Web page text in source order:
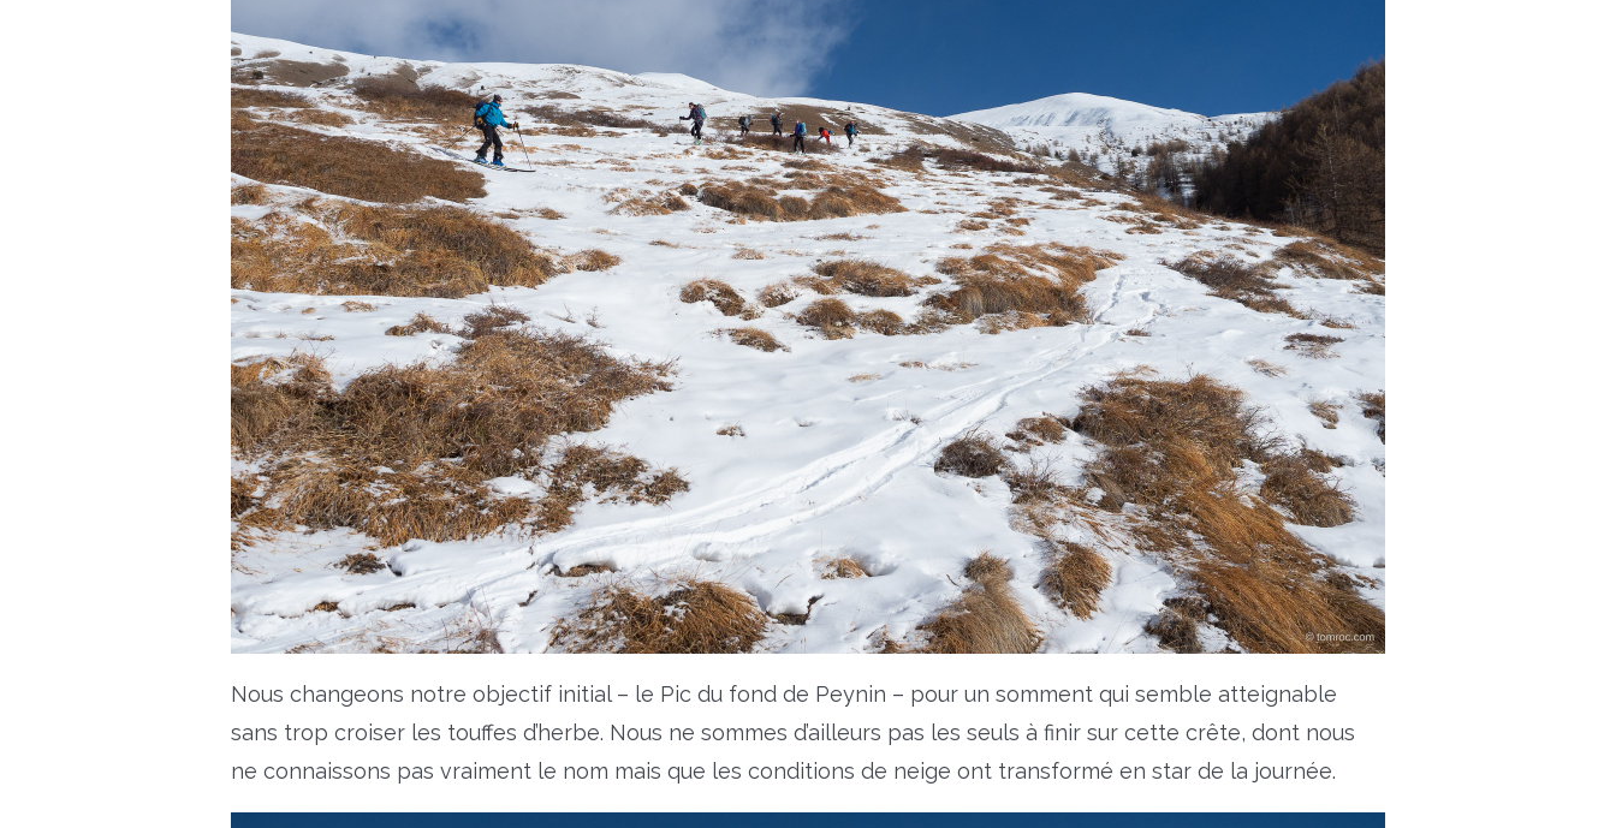
Nous changeons notre objectif initial – le Pic du fond de Peynin – pour un somment qui semble atteignable
sans trop croiser les touffes d’herbe. Nous ne sommes d’ailleurs pas les seuls à finir sur cette crête, dont nous
ne connaissons pas vraiment le nom mais que les conditions de neige ont transformé en star de la journée.